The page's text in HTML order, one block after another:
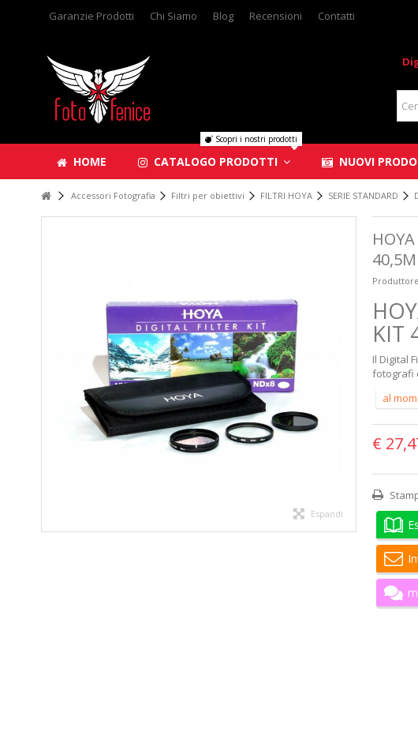
Garanzie Prodotti Chi Siamo Blog Recensioni Contatti
HOME CATALOGO PRODOTTI
Scopri i nostri prodotti
NUOVI
Accessori Fotografia Filtri per obiettivi FILTRI HOYA SERIE STANDARD
Espandi
KIT
Il Digital
fotografi
al
€